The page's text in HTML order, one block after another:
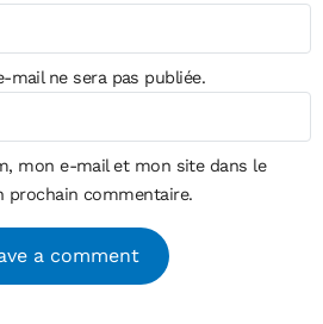
mail ne sera pas publiée.
mon e-mail et mon site dans le
prochain commentaire.